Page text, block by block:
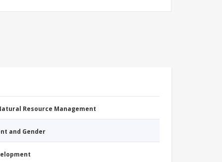
Resource Management
and Gender